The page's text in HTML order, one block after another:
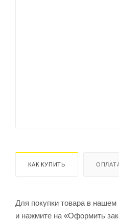
КАК КУПИТЬ
Для покупки товара в нашем
и нажмите на «Оформить